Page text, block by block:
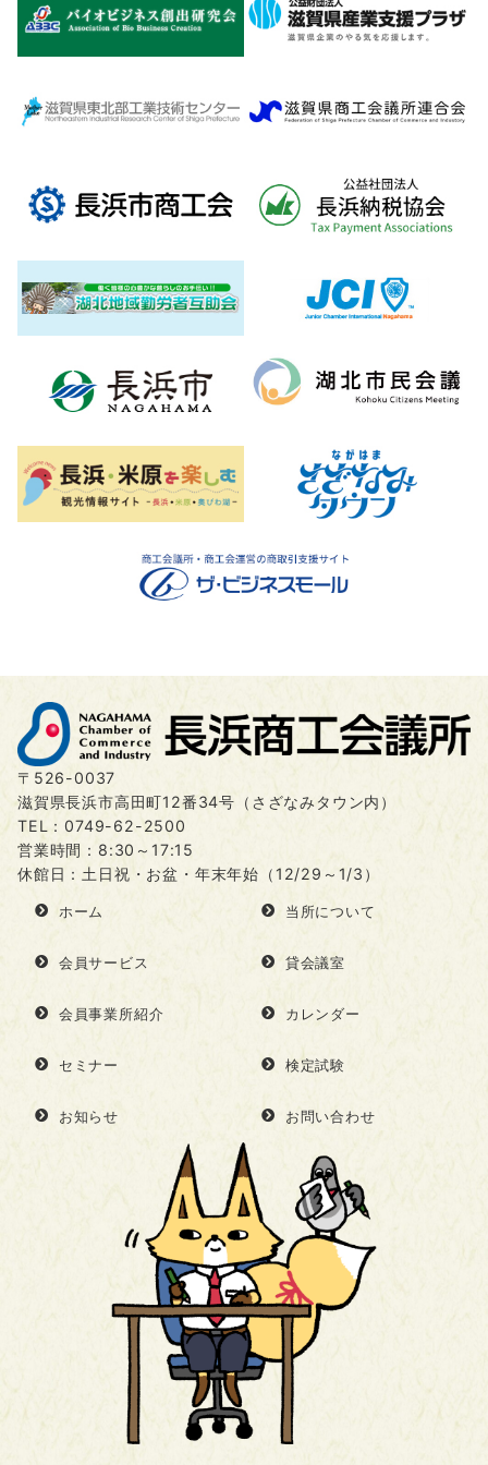
〒526-0037
滋賀県長浜市高田町12番34号（さざなみタウン内）
TEL： 0749-62-2500
営業時間：8:30～17:15
休館日：土日祝・お盆・年末年始（12/29～1/3）
ホーム 当所について
会員サービス 貸会議室
会員事業所紹介 カレンダー
セミナー 検定試験
お知らせ お問い合わせ